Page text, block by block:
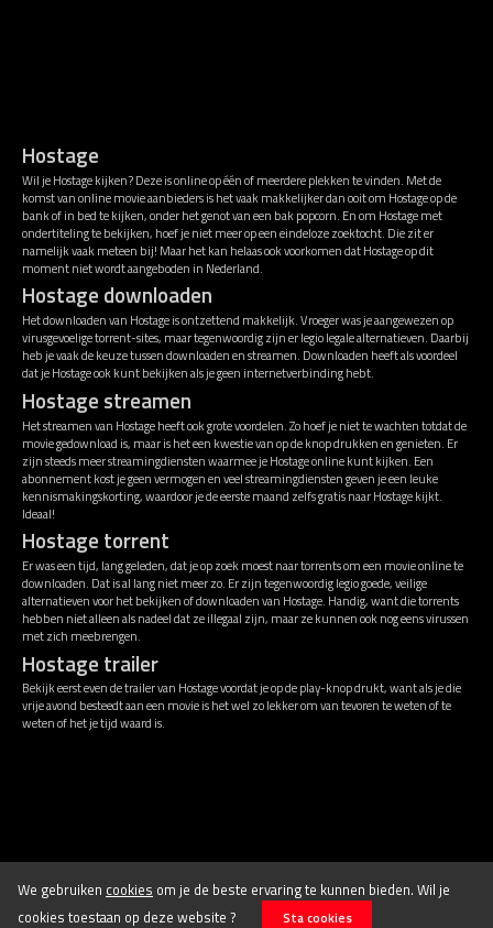
Hostage
Wil je Hostage kijken? Deze is online op één of meerdere plekken te vinden. Met de
komst van online movie aanbieders is het vaak makkelijker dan ooit om Hostage op de
bank of in bed te kijken, onder het genot van een bak popcorn. En om Hostage met
ondertiteling te bekijken, hoef je niet meer op een eindeloze zoektocht. Die zit er
namelijk vaak meteen bij! Maar het kan helaas ook voorkomen dat Hostage op dit
moment niet wordt aangeboden in Nederland.
Hostage downloaden
Het downloaden van Hostage is ontzettend makkelijk. Vroeger was je aangewezen op
virusgevoelige torrent-sites, maar tegenwoordig zijn er legio legale alternatieven. Daarbij
heb je vaak de keuze tussen downloaden en streamen. Downloaden heeft als voordeel
dat je Hostage ook kunt bekijken als je geen internetverbinding hebt.
Hostage streamen
Het streamen van Hostage heeft ook grote voordelen. Zo hoef je niet te wachten totdat de
movie gedownload is, maar is het een kwestie van op de knop drukken en genieten. Er
zijn steeds meer streamingdiensten waarmee je Hostage online kunt kijken. Een
abonnement kost je geen vermogen en veel streamingdiensten geven je een leuke
kennismakingskorting, waardoor je de eerste maand zelfs gratis naar Hostage kijkt.
Ideaal!
Hostage torrent
Er was een tijd, lang geleden, dat je op zoek moest naar torrents om een movie online te
downloaden. Dat is al lang niet meer zo. Er zijn tegenwoordig legio goede, veilige
alternatieven voor het bekijken of downloaden van Hostage. Handig, want die torrents
hebben niet alleen als nadeel dat ze illegaal zijn, maar ze kunnen ook nog eens virussen
met zich meebrengen.
Hostage trailer
Bekijk eerst even de trailer van Hostage voordat je op de play-knop drukt, want als je die
vrije avond besteedt aan een movie is het wel zo lekker om van tevoren te weten of te
weten of het je tijd waard is.
We gebruiken cookies om je de beste ervaring te kunnen bieden. Wil je
cookies toestaan op deze website ?
Sta cookies
Disclaimer Algemene voorwaarden